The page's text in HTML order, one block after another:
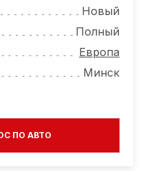
Новый
Полный
Европа
Минск
ПО АВТО